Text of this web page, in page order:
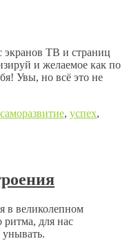
экранов ТВ и страниц
и желаемое как по
Увы, но всё это не
саморазвитие, успех,
в великолепном
ритма, для нас
унывать.